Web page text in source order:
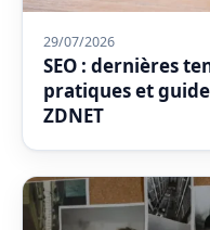
29/07/2026
SEO : dernières
pratiques et
ZDNET